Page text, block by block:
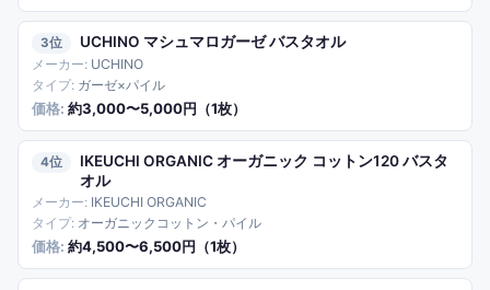
3 UCHINO マシュマロガーゼ バスタオル
UCHINO
ガーゼ×パイル
約3,000〜5,000円（1枚）
4
IKEUCHI ORGANIC オーガニック コットン120 バスタ
オル
IKEUCHI ORGANIC
オーガニックコットン・パイル
約4,500〜6,500円（1枚）